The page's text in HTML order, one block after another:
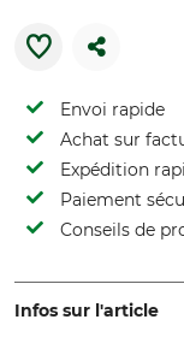
Envoi rapide
Achat sur
Expédition
Paiement
Conseils de
Infos sur l'article